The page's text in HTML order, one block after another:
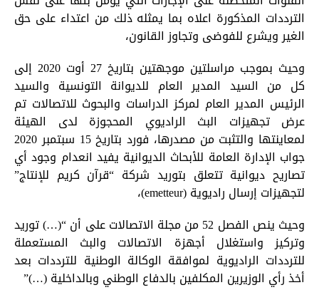
الترددات المذكورة اعلاه بما يمثله ذلك من اعتداء على حق
الغير ويشرع للفوضى وتجاوز القانون،
وحيث بموجب مراسلتين موجهتين بتاريخ 27 أوت 2020 إلى
كل من السيد المدير العام للديوانة التونسية والسيد
الرئيس المدير العام لمركز الدراسات والبحوث للاتصالات تم
عرض تجهيزات البث الراديوي المحجوزة لدى الهيئة
لمعاينتها والتثبت من مصدرها، فورد بتاريخ 15 سبتمبر 2020
جواب الإدارة العامة للأبحاث الديوانية يفيد انعدام وجود أي
تصاريح ديوانية تتعلق بتوريد شركة “قرآن كريم للإنتاج”
لتجهيزات إرسال راديوية (emetteur)،
وحيث ينص الفصل 52 من مجلة الاتصالات على أن “(…) توريد
وتركيز واستغلال أجهزة الاتصالات والبث المستعملة
للترددات الراديوية لموافقة الوكالة الوطنية للترددات بعد
أخذ رأي الوزيرين المكلفين بالدفاع الوطني وبالداخلية (…)”